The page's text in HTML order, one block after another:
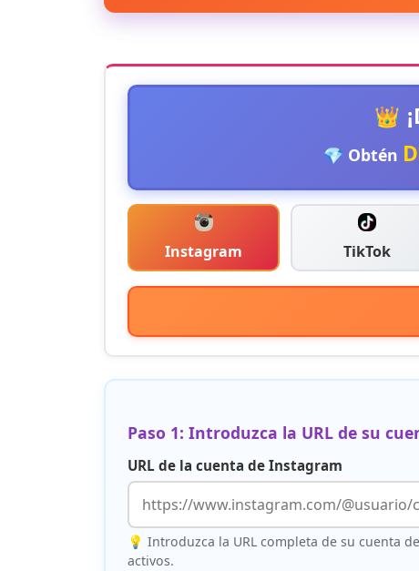
👑
💎 Obtén
Instagram TikTok
Paso 1: Introduzca la URL de su
URL de la cuenta de Instagram
💡 Introduzca la URL completa de su cuenta
activos.